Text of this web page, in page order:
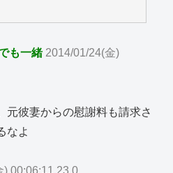
も一緒 2014/01/24(金)
元彼妻からの慰謝料も請求さ
なよ